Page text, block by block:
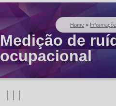
Home »
Medição de
ocupacional